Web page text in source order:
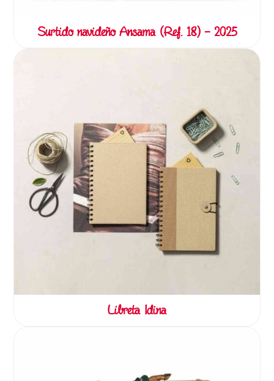
Surtido navideño Ansama (Ref. 18) – 2025
Libreta Idina